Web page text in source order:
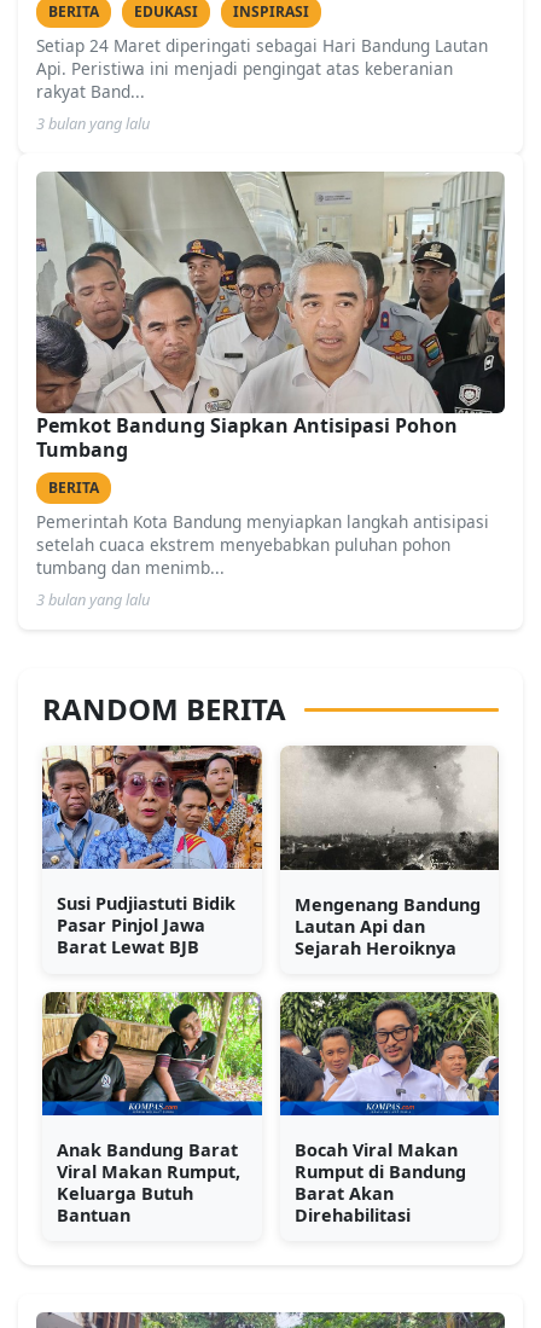
BERITA EDUKASI INSPIRASI
Setiap 24 Maret diperingati sebagai Hari Bandung Lautan
Api. Peristiwa ini menjadi pengingat atas keberanian
rakyat Band...
3 bulan yang lalu
Pemkot Bandung Siapkan Antisipasi Pohon
Tumbang
BERITA
Pemerintah Kota Bandung menyiapkan langkah antisipasi
setelah cuaca ekstrem menyebabkan puluhan pohon
tumbang dan menimb...
3 bulan yang lalu
RANDOM BERITA
Susi Pudjiastuti Bidik
Pasar Pinjol Jawa
Barat Lewat BJB
Mengenang Bandung
Lautan Api dan
Sejarah Heroiknya
Anak Bandung Barat
Viral Makan Rumput,
Keluarga Butuh
Bantuan
Bocah Viral Makan
Rumput di Bandung
Barat Akan
Direhabilitasi